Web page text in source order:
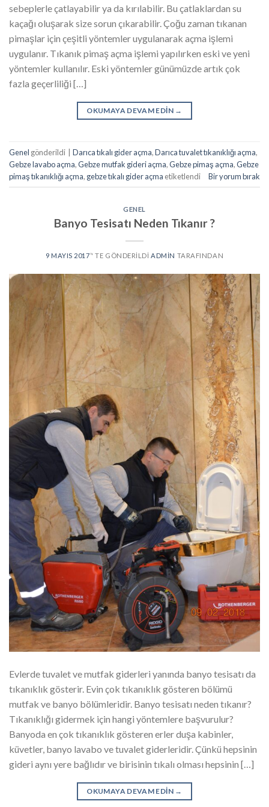
sebeplerle çatlayabilir ya da kırılabilir. Bu çatlaklardan su
kaçağı oluşarak size sorun çıkarabilir. Çoğu zaman tıkanan
pimaşlar için çeşitli yöntemler uygulanarak açma işlemi
uygulanır. Tıkanık pimaş açma işlemi yapılırken eski ve yeni
yöntemler kullanılır. Eski yöntemler günümüzde artık çok
fazla geçerliliği […]
OKUMAYA DEVAM EDIN →
Genel gönderildi Darıca tıkalı gider açma,Darıca tuvalet tıkanıklığı açma,
Gebze lavabo açma,Gebze mutfak gideri açma,Gebze pimaş açma,Gebze
pimaş tıkanıklığı açma, gebze tıkalı gider açma etiketlendi Bir yorum bırak
GENEL
Banyo Tesisatı Neden Tıkanır ?
9 MAYIS 2017’' TE GÖNDERILDI ADMIN TARAFINDAN
Evlerde tuvalet ve mutfak giderleri yanında banyo tesisatı da
tıkanıklık gösterir. Evin çok tıkanıklık gösteren bölümü
mutfak ve banyo bölümleridir. Banyo tesisatı neden tıkanır?
Tıkanıklığı gidermek için hangi yöntemlere başvurulur?
Banyoda en çok tıkanıklık gösteren erler duşa kabinler,
küvetler, banyo lavabo ve tuvalet giderleridir. Çünkü hepsinin
gideri aynı yere bağlıdır ve birisinin tıkalı olması hepsinin […]
OKUMAYA DEVAM EDIN →